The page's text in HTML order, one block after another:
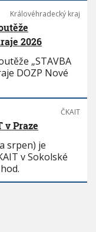
Královéhradecký kraj
2026
„STAVBA
DOZP Nové
ČKAIT
v Praze
srpen) je
v Sokolské